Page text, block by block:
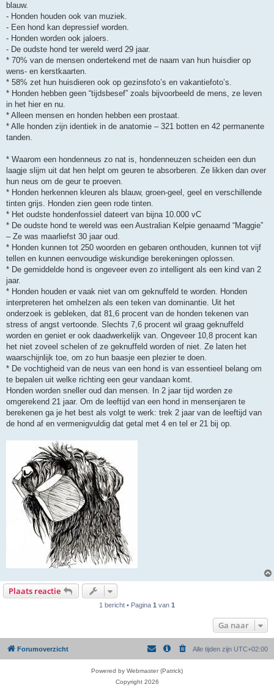
blauw.
- Honden houden ook van muziek.
- Een hond kan depressief worden.
- Honden worden ook jaloers.
- De oudste hond ter wereld werd 29 jaar.
* 70% van de mensen ondertekend met de naam van hun huisdier op
wens- en kerstkaarten.
* 58% zet hun huisdieren ook op gezinsfoto’s en vakantiefoto’s.
* Honden hebben geen “tijdsbesef” zoals bijvoorbeeld de mens, ze leven
in het hier en nu.
* Alleen mensen en honden hebben een prostaat.
* Alle honden zijn identiek in de anatomie – 321 botten en 42 permanente
tanden.
* Waarom een hondenneus zo nat is, hondenneuzen scheiden een dun
laagje slijm uit dat hen helpt om geuren te absorberen. Ze likken dan over
hun neus om de geur te proeven.
* Honden herkennen kleuren als blauw, groen-geel, geel en verschillende
tinten grijs. Honden zien geen rode tinten.
* Het oudste hondenfossiel dateert van bijna 10.000 vC
* De oudste hond te wereld was een Australian Kelpie genaamd “Maggie”
– Ze was maarliefst 30 jaar oud.
* Honden kunnen tot 250 woorden en gebaren onthouden, kunnen tot vijf
tellen en kunnen eenvoudige wiskundige berekeningen oplossen.
* De gemiddelde hond is ongeveer even zo intelligent als een kind van 2
jaar.
* Honden houden er vaak niet van om geknuffeld te worden. Honden
interpreteren het omhelzen als een teken van dominantie. Uit het
onderzoek is gebleken, dat 81,6 procent van de honden tekenen van
stress of angst vertoonde. Slechts 7,6 procent wil graag geknuffeld
worden en geniet er ook daadwerkelijk van. Ongeveer 10,8 procent kan
het niet zoveel schelen of ze geknuffeld worden of niet. Ze laten het
waarschijnlijk toe, om zo hun baasje een plezier te doen.
* De vochtigheid van de neus van een hond is van essentieel belang om
te bepalen uit welke richting een geur vandaan komt.
Honden worden sneller oud dan mensen. In 2 jaar tijd worden ze
omgerekend 21 jaar. Om de leeftijd van een hond in mensenjaren te
berekenen ga je het best als volgt te werk: trek 2 jaar van de leeftijd van
de hond af en vermenigvuldig dat getal met 4 en tel er 21 bij op.
Plaats reactie
1 bericht • Pagina 1 van 1
Ga naar
Forumoverzicht Alle tijden zijn UTC+02:00
Powered by Webmaster (Patrick)
Copyright 2026